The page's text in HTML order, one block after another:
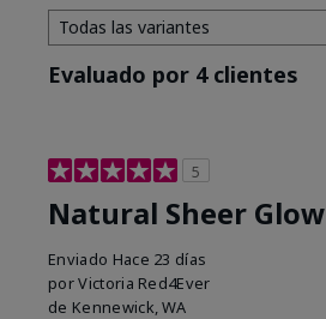
Evaluado por 4 clientes
5
Natural Sheer Glow
Enviado Hace 23 días
porVictoria Red4Ever
de Kennewick, WA